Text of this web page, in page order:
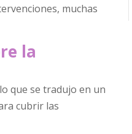
muchas
la
que se tradujo en un
cubrir las